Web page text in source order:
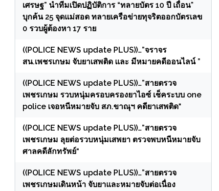
เศรษฐ” นำทีมเปิดปฏิบัติการ “ทลายบัตร 10 ปี เถื่อน”
บุกค้น 25 จุดแม่สอด ทลายเครือข่ายทุจริตออกบัตรเลข
0 รวบผู้ต้องหา 17 ราย
((POLICE NEWS update PLUS))…”จราจร
สน.เพชรเกษม จับยาเสพติด และ มีหมายคดีออนไลน์ ”
((POLICE NEWS update PLUS))…”สายตรวจ
เพชรเกษม รวบหนุ่มครอบครองยาไอซ์ เช็คระบบ one
police เจอหนีหมายจับ สภ.ขาณุฯ คดียาเสพติด“
((POLICE NEWS update PLUS))…”สายตรวจ
เพชรเกษม ลุยต่อรวบหนุ่มเสพยา ตรวจพบหนีหมายจับ
ศาลคดีลักทรัพย์“
((POLICE NEWS update PLUS))…”สายตรวจ
เพชรเกษมเดินหน้า จับยาและหมายจับต่อเนื่อง